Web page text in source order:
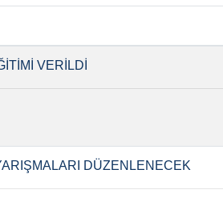
VERİLDİ
DÜZENLENECEK